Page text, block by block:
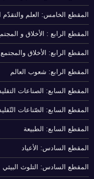
المقطع الخامس: العلم والتقدّم
المقطع الرابع : الأخلاق و
المقطع الرابع: الأخلاق والمجتمع
المقطع الرابع: شعوب العالم
المقطع السابع: الصناعات
المقطع السابع: الصّناعات
المقطع السابع: الطبيعة
المقطع السادس: الأعياد
المقطع السادس: التلوث البيئي